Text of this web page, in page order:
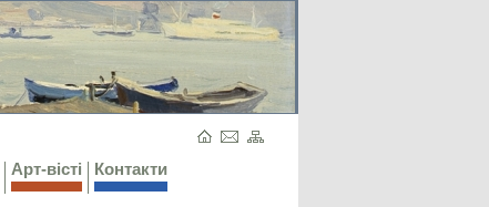
Арт-вісті Контакти